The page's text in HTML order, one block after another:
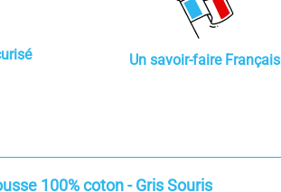
Un savoir-faire Français
100% coton - Gris Souris